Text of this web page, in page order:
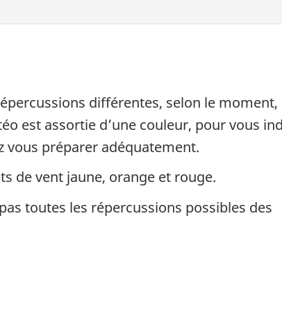
différentes, selon le moment,
est assortie d’une couleur, pour vous
vous préparer adéquatement.
de vent jaune, orange et rouge.
toutes les répercussions possibles des